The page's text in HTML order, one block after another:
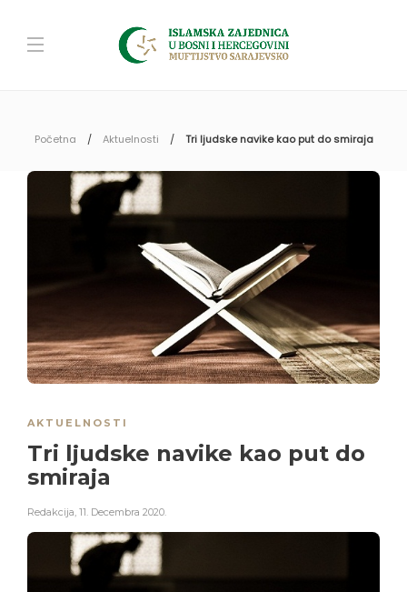
Početna Aktuelnosti Tri ljudske navike kao put do smiraja
AKTUELNOSTI
Tri ljudske navike kao put do
smiraja
Redakcija, 11. Decembra 2020.